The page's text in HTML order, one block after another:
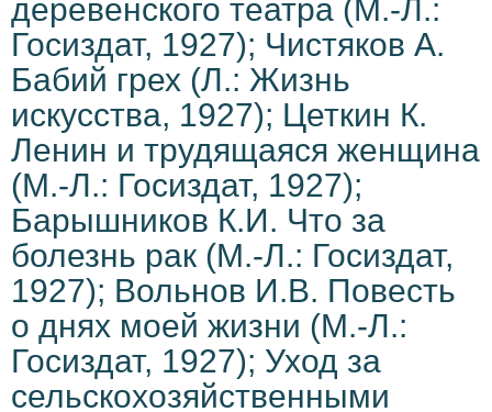
деревенского театра (М.-Л.:
Госиздат, 1927); Чистяков А.
Бабий грех (Л.: Жизнь
искусства, 1927); Цеткин К.
Ленин и трудящаяся женщина
(М.-Л.: Госиздат, 1927);
Барышников К.И. Что за
болезнь рак (М.-Л.: Госиздат,
1927); Вольнов И.В. Повесть
о днях моей жизни (М.-Л.:
Госиздат, 1927); Уход за
сельскохозяйственными